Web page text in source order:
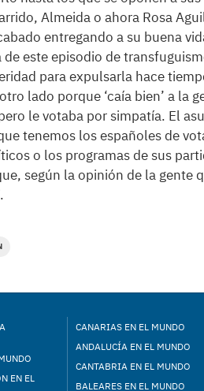
Almeida o ahora Rosa
entregando a su buena
este episodio de
para expulsarla hace
lado porque ‘caía bien’ a la
le votaba por simpatía. El
tenemos los españoles de
o los programas de sus
según la opinión de la gente
EN EL
CANARIAS EN EL MUNDO
ANDALUCÍA EN EL MUNDO
CANTABRIA EN EL MUNDO
BALEARES EN EL MUNDO